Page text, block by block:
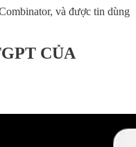
và được tin dùng
CỦA